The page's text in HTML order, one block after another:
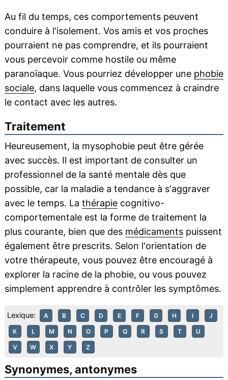
Au fil du temps, ces comportements peuvent
conduire à l'isolement. Vos amis et vos proches
pourraient ne pas comprendre, et ils pourraient
vous percevoir comme hostile ou même
paranoïaque. Vous pourriez développer une phobie
sociale, dans laquelle vous commencez à craindre
le contact avec les autres.
Traitement
Heureusement, la mysophobie peut être gérée
avec succès. Il est important de consulter un
professionnel de la santé mentale dès que
possible, car la maladie a tendance à s'aggraver
avec le temps. La thérapiecognitivo-
comportementale est la forme de traitement la
plus courante, bien que des médicamentspuissent
également être prescrits. Selon l'orientation de
votre thérapeute, vous pouvez être encouragé à
explorer la racine de la phobie, ou vous pouvez
simplement apprendre à contrôler les symptômes.
Lexique: A B C D E F G H I J
K L M N O P Q R S T U
V W X Y Z
Synonymes, antonymes